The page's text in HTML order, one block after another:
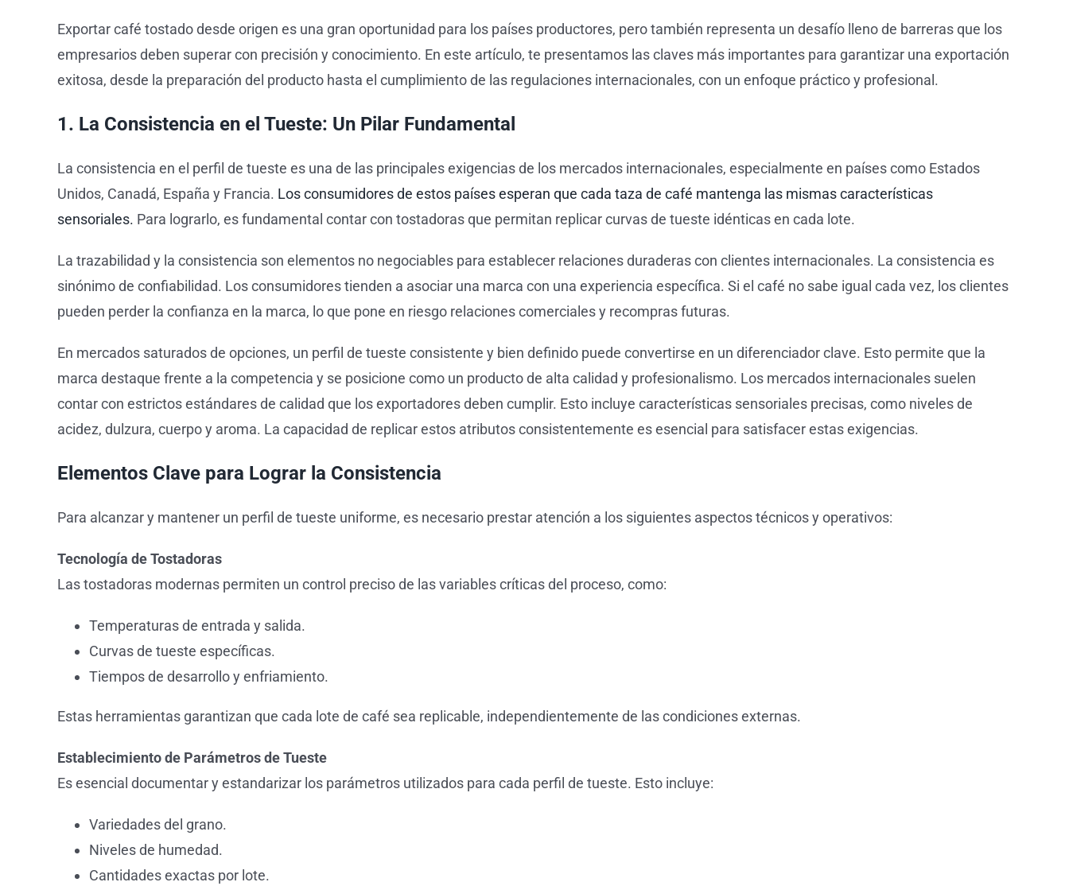
Exportar café tostado desde origen es una gran oportunidad para los países productores, pero también representa un desafío lleno de barreras que los
empresarios deben superar con precisión y conocimiento. En este artículo, te presentamos las claves más importantes para garantizar una exportación
exitosa, desde la preparación del producto hasta el cumplimiento de las regulaciones internacionales, con un enfoque práctico y profesional.
1. La Consistencia en el Tueste: Un Pilar Fundamental
La consistencia en el perfil de tueste es una de las principales exigencias de los mercados internacionales, especialmente en países como Estados
Unidos, Canadá, España y Francia. Los consumidores de estos países esperan que cada taza de café mantenga las mismas características
sensoriales. Para lograrlo, es fundamental contar con tostadoras que permitan replicar curvas de tueste idénticas en cada lote.
La trazabilidad y la consistencia son elementos no negociables para establecer relaciones duraderas con clientes internacionales. La consistencia es
sinónimo de confiabilidad. Los consumidores tienden a asociar una marca con una experiencia específica. Si el café no sabe igual cada vez, los clientes
pueden perder la confianza en la marca, lo que pone en riesgo relaciones comerciales y recompras futuras.
En mercados saturados de opciones, un perfil de tueste consistente y bien definido puede convertirse en un diferenciador clave. Esto permite que la
marca destaque frente a la competencia y se posicione como un producto de alta calidad y profesionalismo. Los mercados internacionales suelen
contar con estrictos estándares de calidad que los exportadores deben cumplir. Esto incluye características sensoriales precisas, como niveles de
acidez, dulzura, cuerpo y aroma. La capacidad de replicar estos atributos consistentemente es esencial para satisfacer estas exigencias.
Elementos Clave para Lograr la Consistencia
Para alcanzar y mantener un perfil de tueste uniforme, es necesario prestar atención a los siguientes aspectos técnicos y operativos:
Tecnología de Tostadoras
Las tostadoras modernas permiten un control preciso de las variables críticas del proceso, como:
Temperaturas de entrada y salida.
Curvas de tueste específicas.
Tiempos de desarrollo y enfriamiento.
Estas herramientas garantizan que cada lote de café sea replicable, independientemente de las condiciones externas.
Establecimiento de Parámetros de Tueste
Es esencial documentar y estandarizar los parámetros utilizados para cada perfil de tueste. Esto incluye:
Variedades del grano.
Niveles de humedad.
Cantidades exactas por lote.